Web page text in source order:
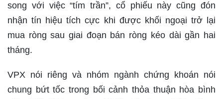
song với việc “tím trần”, cổ phiếu này cũng đón
nhận tín hiệu tích cực khi được khối ngoại trở lại
mua ròng sau giai đoạn bán ròng kéo dài gần hai
tháng.
VPX nói riêng và nhóm ngành chứng khoán nói
chung bứt tốc trong bối cảnh thỏa thuận hòa bình